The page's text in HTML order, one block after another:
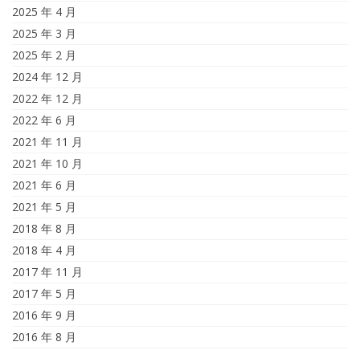
2025 年 4 月
2025 年 3 月
2025 年 2 月
2024 年 12 月
2022 年 12 月
2022 年 6 月
2021 年 11 月
2021 年 10 月
2021 年 6 月
2021 年 5 月
2018 年 8 月
2018 年 4 月
2017 年 11 月
2017 年 5 月
2016 年 9 月
2016 年 8 月